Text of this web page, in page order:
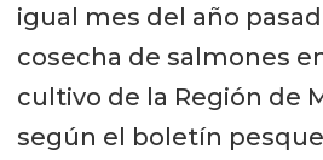
igual mes del año
cosecha de salmones
cultivo de la Región de
según el boletín